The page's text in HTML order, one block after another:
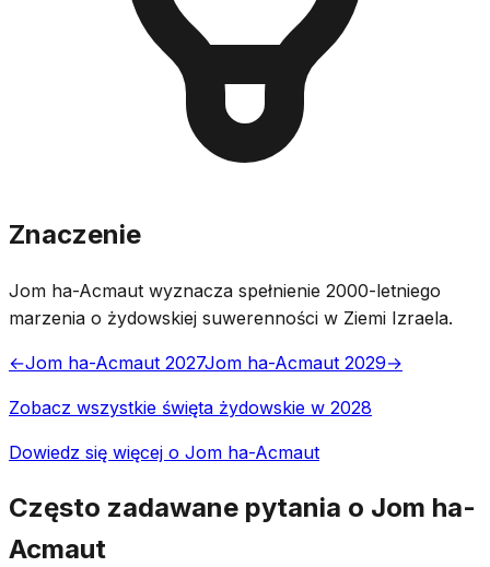
Znaczenie
Jom ha-Acmaut wyznacza spełnienie 2000-letniego
marzenia o żydowskiej suwerenności w Ziemi Izraela.
←Jom ha-Acmaut 2027Jom ha-Acmaut 2029→
Zobacz wszystkie święta żydowskie w 2028
Dowiedz się więcej o Jom ha-Acmaut
Często zadawane pytania o Jom ha-
Acmaut